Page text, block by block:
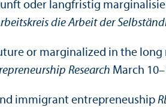
oder langfristig
die Arbeit der
or marginalized in the
Research March
immigrant entrepreneu­ship